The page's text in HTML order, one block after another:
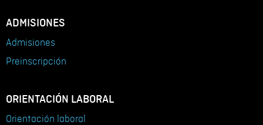
ADMISIONES
Admisiones
Preinscripción
ORIENTACIÓN LABORAL
Orientación laboral